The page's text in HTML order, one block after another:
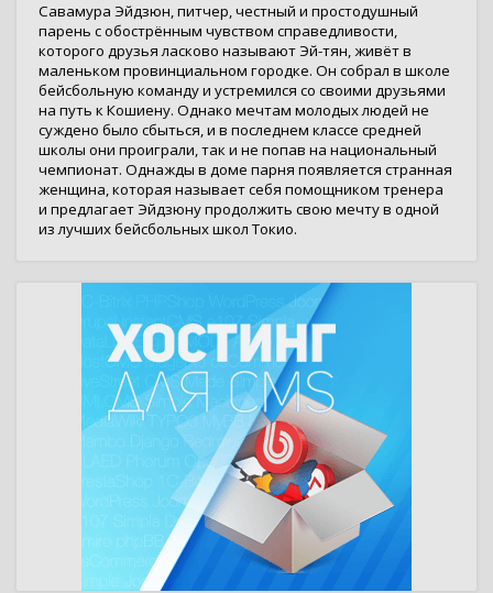
Савамура Эйдзюн, питчер, честный и простодушный
парень с обострённым чувством справедливости,
которого друзья ласково называют Эй-тян, живёт в
маленьком провинциальном городке. Он собрал в школе
бейсбольную команду и устремился со своими друзьями
на путь к Кошиену. Однако мечтам молодых людей не
суждено было сбыться, и в последнем классе средней
школы они проиграли, так и не попав на национальный
чемпионат. Однажды в доме парня появляется странная
женщина, которая называет себя помощником тренера
и предлагает Эйдзюну продолжить свою мечту в одной
из лучших бейсбольных школ Токио.